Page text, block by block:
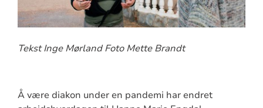
Tekst Inge Mørland Foto Mette Brandt
Å være diakon under en pandemi har endret